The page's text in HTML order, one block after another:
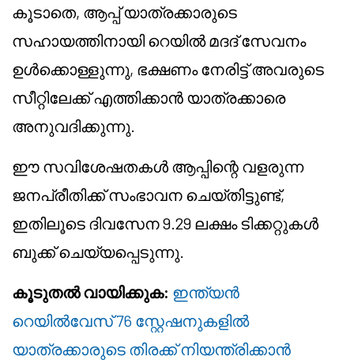
കൂടാതെ, ആപ്പ് യാത്രക്കാരുടെ
സഹായത്തിനായി റെയിൽ മദദ് സേവനം
ഉൾക്കൊള്ളുന്നു, ഭക്ഷണം നേരിട്ട് അവരുടെ
സീറ്റിലേക്ക് എത്തിക്കാൻ യാത്രക്കാരെ
അനുവദിക്കുന്നു.
ഈ സവിശേഷതകൾ ആപ്പിന്റെ വളരുന്ന
ജനപ്രീതിക്ക് സംഭാവന ചെയ്തിട്ടുണ്ട്,
ഇതിലൂടെ ദിവസേന 9.29 ലക്ഷം ടിക്കറ്റുകൾ
ബുക്ക് ചെയ്യപ്പെടുന്നു.
കൂടുതൽ വായിക്കുക: ഇന്ത്യൻ
റെയിൽവേസ് 76 സ്റ്റേഷനുകളിൽ
യാത്രക്കാരുടെ തിരക്ക് നിയന്ത്രിക്കാൻ